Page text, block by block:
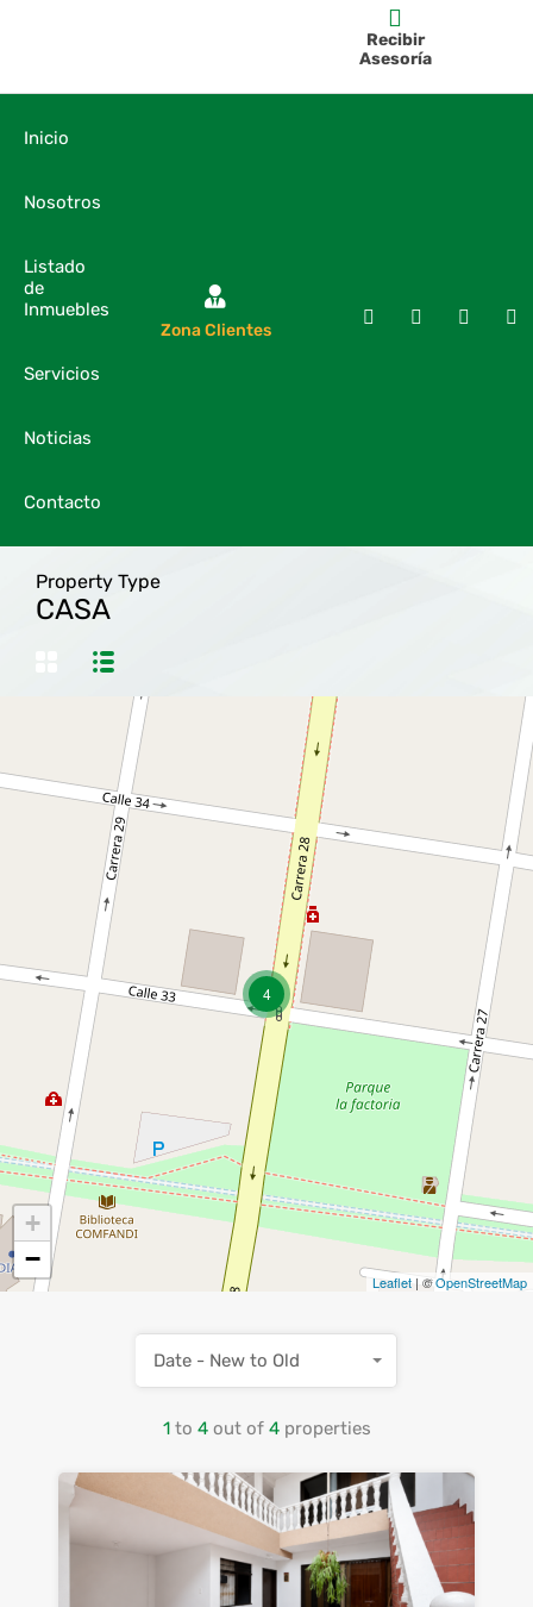
Recibir
Asesoría
Inicio
Nosotros
Listado
de
Inmuebles
Servicios
Noticias
Contacto
Zona Clientes
Property Type
CASA
4
+
−
Leaflet | ©OpenStreetMap
1 to 4 out of 4 properties
Date - New to Old